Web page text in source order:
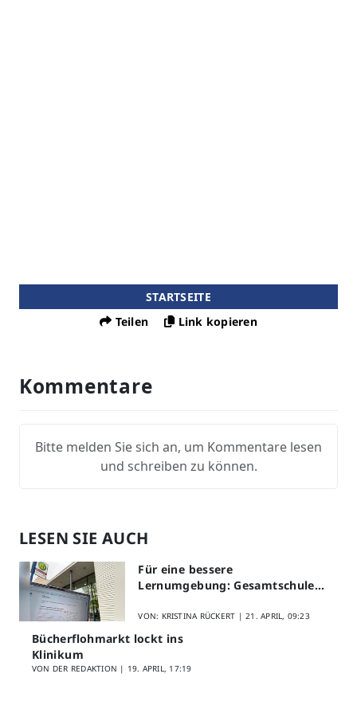
STARTSEITE
Teilen
Link kopieren
Kommentare
Bitte melden Sie sich an, um Kommentare lesen
und schreiben zu können.
LESEN SIE AUCH
Für eine bessere
Lernumgebung: Gesamtschule
Schülerfeedback
VON: KRISTINA RÜCKERT |21. APRIL, 09:23
Bücherflohmarkt lockt ins
Klinikum
VON DER REDAKTION | 19. APRIL, 17:19